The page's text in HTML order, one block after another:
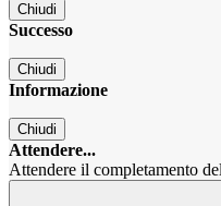
Chiudi
Successo
Chiudi
Informazione
Chiudi
Attendere...
Attendere il completamento